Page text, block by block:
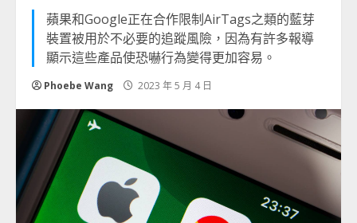
蘋果和Google正在合作限制AirTags之類的藍芽
裝置被用於不必要的追蹤風險，因為有許多報導
顯示這些產品使恐嚇行為變得更加容易。
Phoebe Wang 2023 年 5 月 4 日